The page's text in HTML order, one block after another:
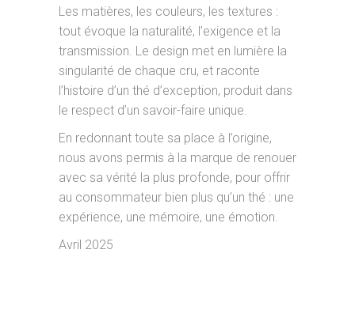
Les matières, les couleurs, les textures :
tout évoque la naturalité, l’exigence et la
transmission. Le design met en lumière la
singularité de chaque cru, et raconte
l’histoire d’un thé d’exception, produit dans
le respect d’un savoir-faire unique.
En redonnant toute sa place à l’origine,
nous avons permis à la marque de renouer
avec sa vérité la plus profonde, pour offrir
au consommateur bien plus qu’un thé : une
expérience, une mémoire, une émotion.
Avril 2025